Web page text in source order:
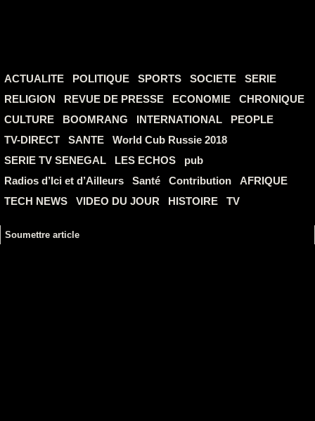
ACTUALITE POLITIQUE SPORTS SOCIETE
SERIE
RELIGION
REVUE DE PRESSE ECONOMIE
CHRONIQUE
CULTURE
BOOMRANG INTERNATIONAL
PEOPLE
TV-DIRECT
SANTE
World Cub Russie 2018
SERIE TV SENEGAL
LES ECHOS
pub
Radios d’Ici et d’Ailleurs
Santé Contribution
AFRIQUE
TECH NEWS
VIDEO DU JOUR HISTOIRE TV
Soumettre article